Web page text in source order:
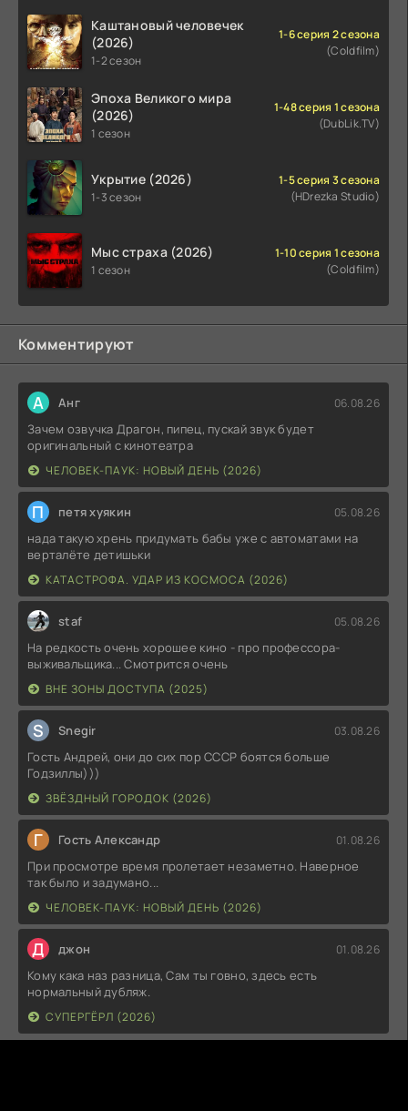
Каштановый человечек
(2026)
1-2 сезон
1-6 серия 2 сезона
(Coldfilm)
Эпоха Великого мира
(2026)
1 сезон
1-48 серия 1 сезона
(DubLik.TV)
Укрытие (2026)
1-3 сезон
1-5 серия 3 сезона
(HDrezka Studio)
Мыс страха (2026)
1 сезон
1-10 серия 1 сезона
(Coldfilm)
Комментируют
А Анг 06.08.26
Зачем озвучка Драгон, пипец, пускай звук будет
оригинальный с кинотеатра
ЧЕЛОВЕК-ПАУК: НОВЫЙ ДЕНЬ (2026)
П петя хуякин 05.08.26
нада такую хрень придумать бабы уже с автоматами на
верталёте детишьки
КАТАСТРОФА. УДАР ИЗ КОСМОСА (2026)
staf 05.08.26
На редкость очень хорошее кино - про профессора-
выживальщика... Смотрится очень
ВНЕ ЗОНЫ ДОСТУПА (2025)
S Snegir 03.08.26
Гость Андрей, они до сих пор СССР боятся больше
Годзиллы)))
ЗВЁЗДНЫЙ ГОРОДОК (2026)
Г Гость Александр 01.08.26
При просмотре время пролетает незаметно. Наверное
так было и задумано...
ЧЕЛОВЕК-ПАУК: НОВЫЙ ДЕНЬ (2026)
Д джон 01.08.26
Кому кака наз разница, Сам ты говно, здесь есть
нормальный дубляж.
СУПЕРГЁРЛ (2026)